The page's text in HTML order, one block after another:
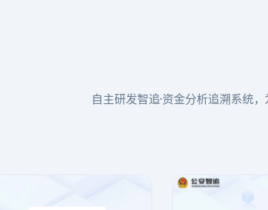
自主研发智追·资金分析追溯系统